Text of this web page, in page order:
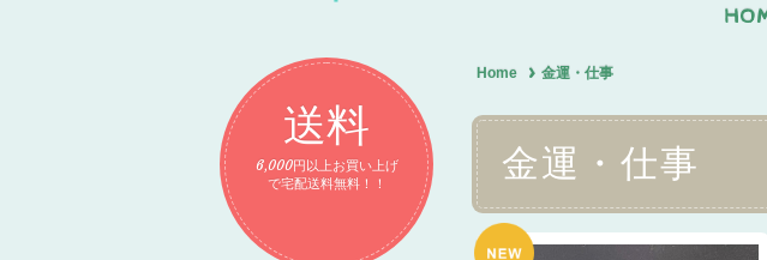
Home 金運・仕事
金運・仕事
送料
6,000円以上お買い上げ
で宅配送料無料！！